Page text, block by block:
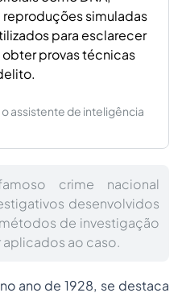
simuladas
para esclarecer
obter provas técnicas
o assistente de inteligência
crime nacional
desenvolvidos
de investigação
ao caso.
ano de 1928, se destaca